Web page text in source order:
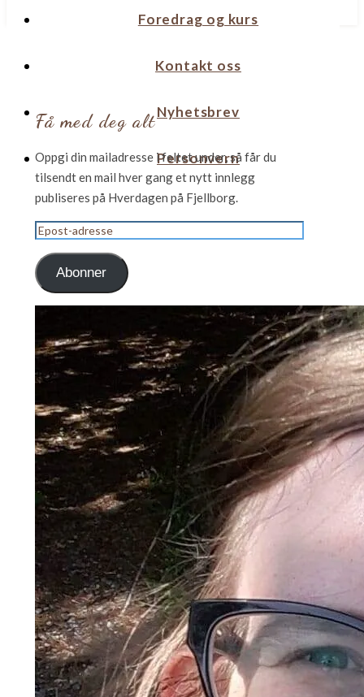
Foredrag og kurs
Kontakt oss
Nyhetsbrev
Personvern
Få med deg alt
Oppgi din mailadresse i feltet under, så får du
tilsendt en mail hver gang et nytt innlegg
publiseres på Hverdagen på Fjellborg.
Epost-
adresse
Abonner